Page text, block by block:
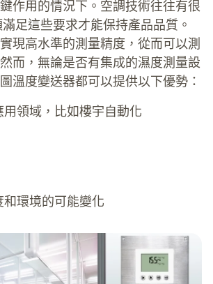
作用的情況下。空調技術往往有很
足這些要求才能保持產品品質。
現高水準的測量精度，從而可以測
而，無論是否有集成的濕度測量設
溫度變送器都可以提供以下優勢：
用領域，比如樓宇自動化
和環境的可能變化